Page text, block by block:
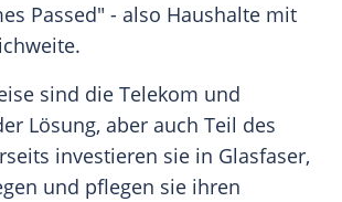
Passed" - also Haushalte mit
sind die Telekom und
Lösung, aber auch Teil des
investieren sie in Glasfaser,
und pflegen sie ihren